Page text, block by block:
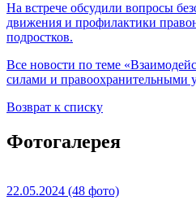
На встрече обсудили вопросы
движения и профилактики
подростков.
Все новости по теме
силами и правоохранительными
Возврат к списку
Фотогалерея
22.05.2024 (48 фото)